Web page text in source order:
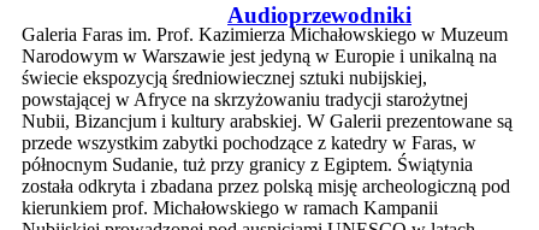
Audioprzewodniki
Galeria Faras im. Prof. Kazimierza Michałowskiego w Muzeum
Narodowym w Warszawie jest jedyną w Europie i unikalną na
świecie ekspozycją średniowiecznej sztuki nubijskiej,
powstającej w Afryce na skrzyżowaniu tradycji starożytnej
Nubii, Bizancjum i kultury arabskiej. W Galerii prezentowane są
przede wszystkim zabytki pochodzące z katedry w Faras, w
północnym Sudanie, tuż przy granicy z Egiptem. Świątynia
została odkryta i zbadana przez polską misję archeologiczną pod
kierunkiem prof. Michałowskiego w ramach Kampanii